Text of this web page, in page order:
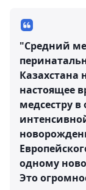
"Средний
Казахстана
настоящее
медсестру
одному
Это